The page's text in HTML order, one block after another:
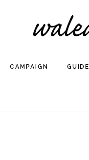
CAMPAIGN GUIDE